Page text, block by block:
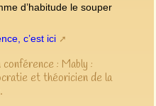
d’habitude le souper
c’est ici
: Mably :
et théoricien de la